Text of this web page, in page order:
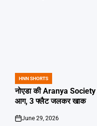
POSTED
IN
HNN SHORTS
नोएडा की Aranya Society
आग, 3 फ्लैट जलकर खाक
on
June 29, 2026